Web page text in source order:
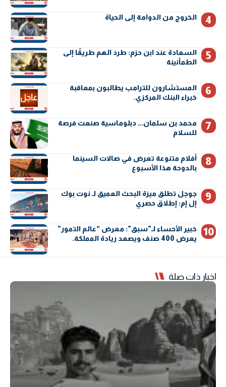
الخروج من الدوامة إلى الحياة
السعادة عند ابن حزم: طرد الهم طريقًا إلى
الطمأنينة
المستشارون للترامب يطالبون بمعاقبة
خبراء البنك المركزي.
محمد بن سلمان… دبلوماسية صنعت فرصة
للسلام
أفلام متنوعة تعرض في صالات السينما
بالدوحة هذا الأسبوع
جوجل تطلق ميزة البحث العميق لـ نوت بوك
إل إم: إطلاق حصري
خبير الأحساء لـ”سبق”: معرض “عالم التمور”
يعرض 400 صنف ويصعد ريادة المملكة.
اخبار ذات صلة